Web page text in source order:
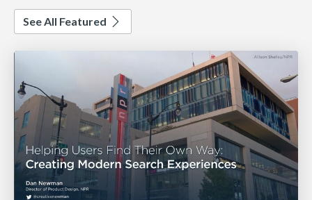
See All Featured